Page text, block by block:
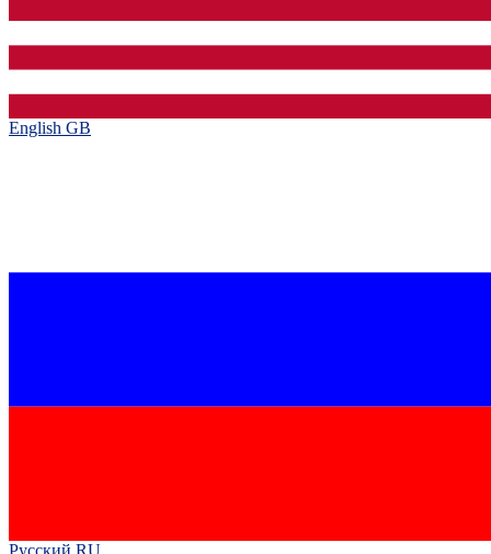
English GB‎
Русский RU‎